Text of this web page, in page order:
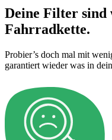
Deine Filter sind
Fahrradkette.
Probier’s doch mal mit
garantiert wieder was in